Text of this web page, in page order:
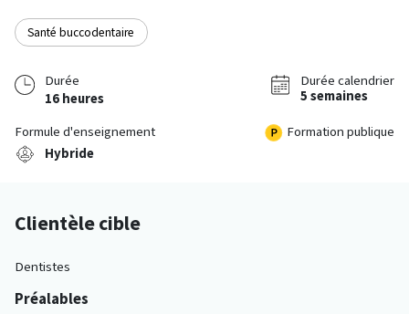
Santé buccodentaire
Durée
16 heures
Durée calendrier
5 semaines
Formule d'enseignement
Hybride
Formation publique
Clientèle cible
Dentistes
Préalables